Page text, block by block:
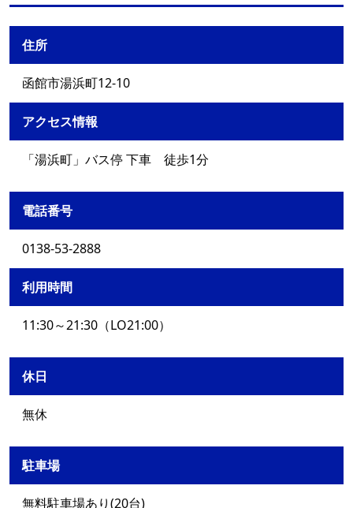
住所
函館市湯浜町12-10
アクセス情報
「湯浜町」バス停 下車 徒歩1分
電話番号
0138-53-2888
利用時間
11:30～21:30（LO21:00）
休日
無休
駐車場
無料駐車場あり(20台)